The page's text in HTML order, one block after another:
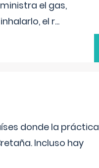
el gas,
el r...
donde la práctica
Incluso hay